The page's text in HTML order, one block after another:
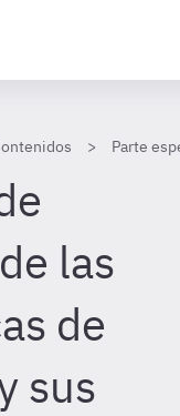
Parte
las
de
sus